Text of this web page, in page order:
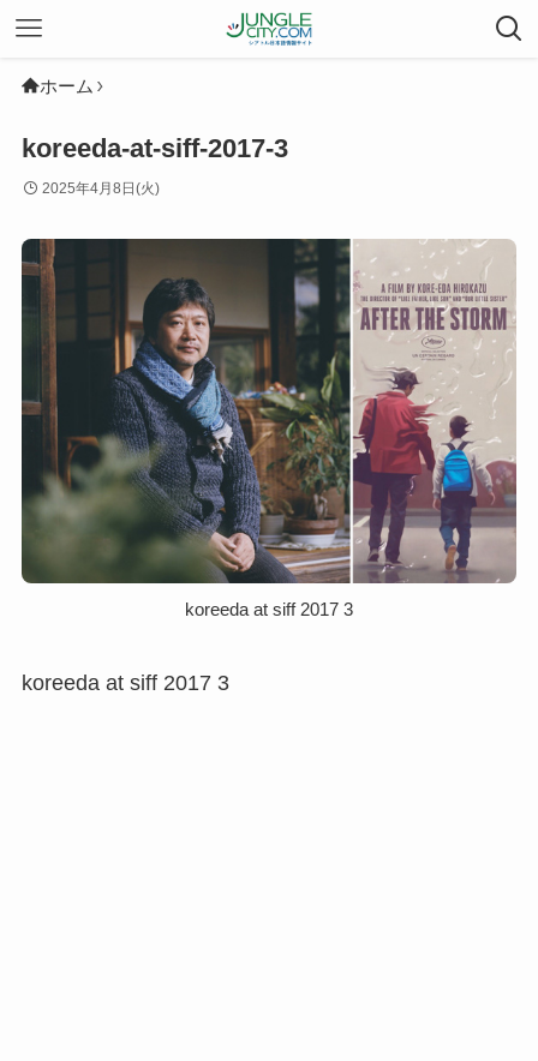
ホーム
koreeda-at-siff-2017-3
2025年4月8日(火)
koreeda at siff 2017 3
koreeda at siff 2017 3